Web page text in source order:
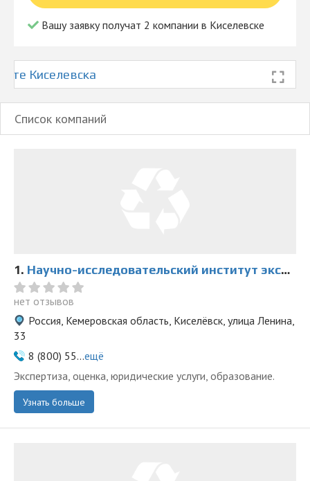
© 2026 Все права защищены
Вашу заявку получат 2 компании в Киселевске
Киселевска
Список компаний
1. Научно-исследовательский институт экспертиз
нет отзывов
Россия, Кемеровская область, Киселёвск, улица Ленина,
33
8 (800) 55...ещё
Экспертиза, оценка, юридические услуги, образование.
Узнать больше